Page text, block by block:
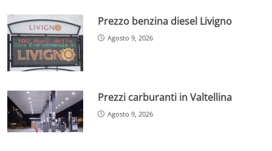
Prezzo benzina diesel Livigno
Agosto 9, 2026
Prezzi carburanti in Valtellina
Agosto 9, 2026